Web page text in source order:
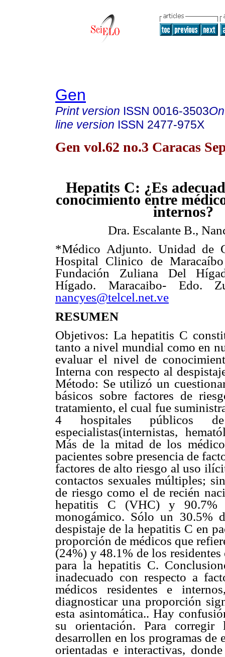
Gen
Print version ISSN 0016-3503
line version ISSN 2477-975X
Gen vol.62 no.3 Caracas
Hepatits C: ¿Es
conocimiento entre
internos?
Dra. Escalante B.,
*Médico Adjunto. Unidad de
Hospital Clinico de
Fundación Zuliana Del
Hígado. Maracaibo- Edo.
nancyes@telcel.net.ve
RESUMEN
Objetivos: La hepatitis C
tanto a nivel mundial como en
evaluar el nivel de
Interna con respecto al
Método: Se utilizó un
básicos sobre factores de
tratamiento, el cual fue
4 hospitales públicos
especialistas(internistas,
Más de la mitad de los
pacientes sobre presencia de
factores de alto riesgo al uso
contactos sexuales múltiples;
de riesgo como el de recién
hepatitis C (VHC) y 90.7%
monogámico. Sólo un 30.5%
despistaje de la hepatitis C en
proporción de médicos que
(24%) y 48.1% de los
para la hepatitis C.
inadecuado con respecto a
médicos residentes e
diagnosticar una proporción
esta asintomática.. Hay
su orientación. Para corregir
desarrollen en los programas de
orientadas e interactivas,